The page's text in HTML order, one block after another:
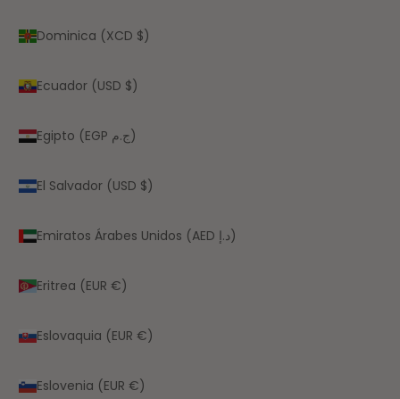
Dominica (XCD $)
Ecuador (USD $)
Egipto (EGP ج.م)
El Salvador (USD $)
Emiratos Árabes Unidos (AED د.إ)
Eritrea (EUR €)
Eslovaquia (EUR €)
Eslovenia (EUR €)